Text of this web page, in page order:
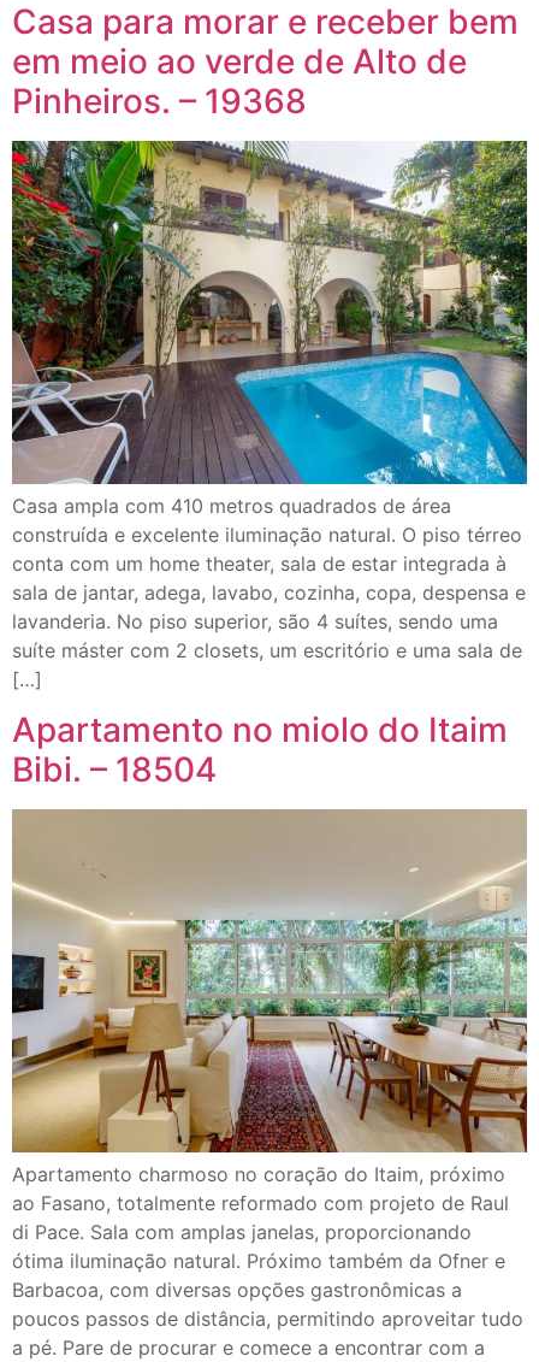
Casa para morar e receber bem
em meio ao verde de Alto de
Pinheiros. – 19368
Casa ampla com 410 metros quadrados de área
construída e excelente iluminação natural. O piso térreo
conta com um home theater, sala de estar integrada à
sala de jantar, adega, lavabo, cozinha, copa, despensa e
lavanderia. No piso superior, são 4 suítes, sendo uma
suíte máster com 2 closets, um escritório e uma sala de
[…]
Apartamento no miolo do Itaim
Bibi. – 18504
Apartamento charmoso no coração do Itaim, próximo
ao Fasano, totalmente reformado com projeto de Raul
di Pace. Sala com amplas janelas, proporcionando
ótima iluminação natural. Próximo também da Ofner e
Barbacoa, com diversas opções gastronômicas a
poucos passos de distância, permitindo aproveitar tudo
a pé. Pare de procurar e comece a encontrar com a